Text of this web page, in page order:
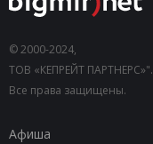
© 2000-2024,
ТОВ «КЕПРЕЙТ ПАРТНЕРС»".
Все права защищены.
Афиша